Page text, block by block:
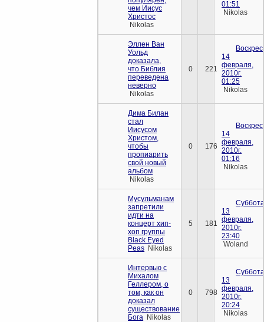
чем Иисус
Христос
Nikolas
01:51
Nikolas
Эллен Ван
Уольд
доказала,
что Библия
переведена
неверно
Nikolas
0 221
14
февраля,
2010г.
01:25
Nikolas
Дима Билан
стал
Иисусом
Христом,
чтобы
пропиарить
свой новый
альбом
Nikolas
0 176
14
февраля,
2010г.
01:16
Nikolas
Мусульманам
запретили
идти на
концерт хип-
хоп группы
Black Eyed
Peas Nikolas
5 181
13
февраля,
2010г.
23:40
Woland
Интервью с
Михалом
Геллером, о
том, как он
доказал
существование
Бога Nikolas
0 798
13
февраля,
2010г.
20:24
Nikolas